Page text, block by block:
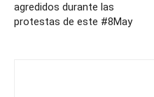
agredidos durante las
protestas de este #8May